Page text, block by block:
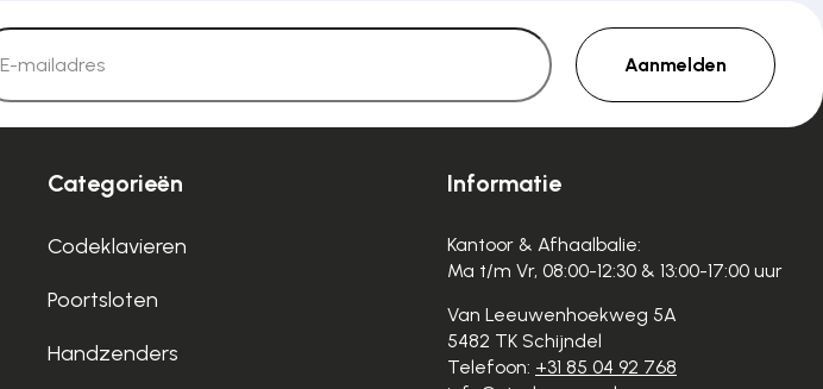
Aanmelden
Categorieën
Codeklavieren
Poortsloten
Handzenders
Informatie
Kantoor & Afhaalbalie:
Ma t/m Vr, 08:00-12:30 & 13:00-17:00 uur
Van Leeuwenhoekweg 5A
5482 TK Schijndel
Telefoon: +31 85 04 92 768